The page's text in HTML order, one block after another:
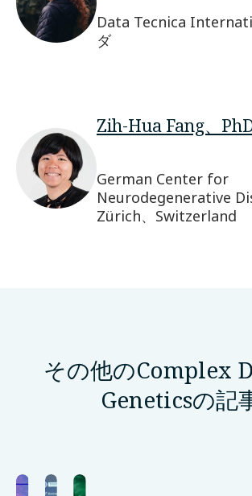
Data Tecnica
ダ
Zih-Hua Fang、
German Center for
Neurodegenerative
Zürich、Switzerland
その他のComplex
Geneticsの記